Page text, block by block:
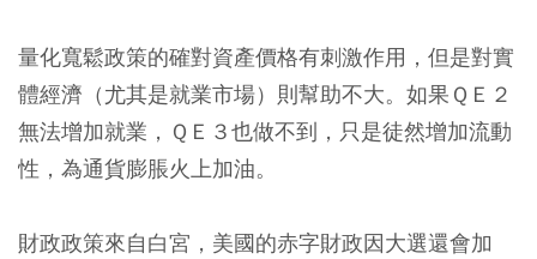
量化寬鬆政策的確對資產價格有刺激作用，但是對實
體經濟（尤其是就業市場）則幫助不大。如果ＱＥ２
無法增加就業，ＱＥ３也做不到，只是徒然增加流動
性，為通貨膨脹火上加油。
財政政策來自白宮，美國的赤字財政因大選還會加